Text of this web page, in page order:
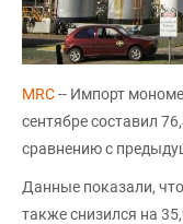
MRC-- Импорт
сентябре составил
сравнению с
Данные показали,
также снизился на